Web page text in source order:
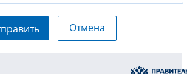
Отмена